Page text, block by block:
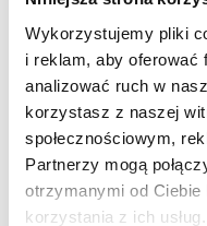
Wykorzystujemy pliki
i reklam, aby oferować
analizować ruch w
korzystasz z naszej
społecznościowym,
Partnerzy mogą
otrzymanymi od
korzystania z ich usług.
Autorskie raporty,
wiedzy.